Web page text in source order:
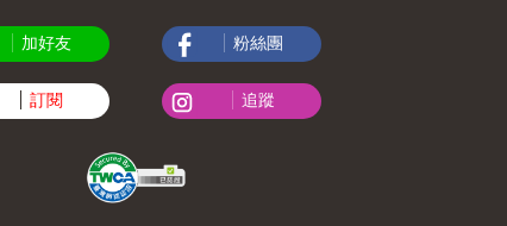
加好友
訂閱
粉絲團
追蹤